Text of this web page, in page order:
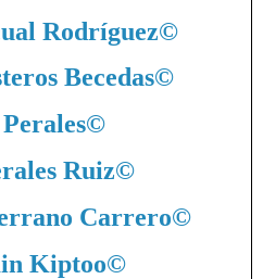
Rodríguez©
Becedas©
©
Ruiz©
Carrero©
Kiptoo©